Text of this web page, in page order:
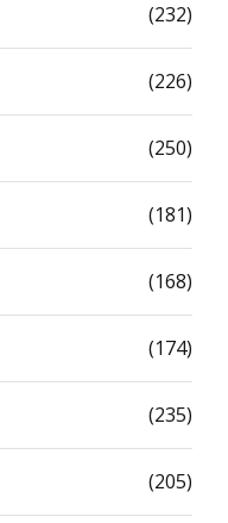
(232)
(226)
(250)
(181)
(168)
(174)
(235)
(205)